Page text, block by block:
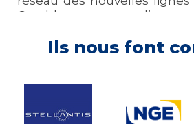
Casablanca, notre client a
Découvrez plus
Ils nous font